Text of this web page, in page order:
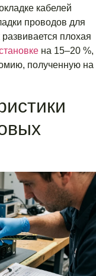
кабелей
проводов для
плохая
на 15–20 %,
полученную на